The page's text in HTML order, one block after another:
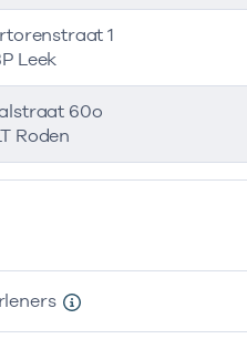
1
Leek
60o
Roden